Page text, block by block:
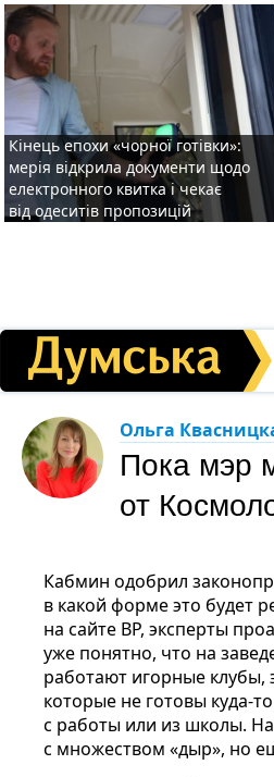
Кінець епохи «чорної готівки»:
мерія відкрила документи щодо
електронного квитка і чекає
від одеситів пропозицій
Ольга
Пока мэр
от
Кабмин одобрил
в какой форме это будет
на сайте ВР, эксперты
уже понятно, что на
работают игорные клубы,
которые не готовы куда-
с работы или из школы. На
с множеством «дыр», но